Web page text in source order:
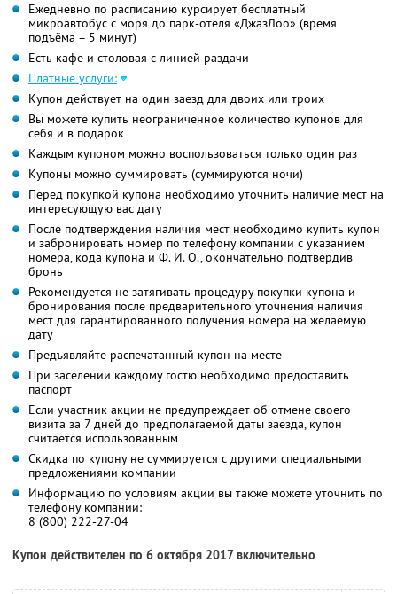
Ежедневно по расписанию курсирует бесплатный
микроавтобус с моря до парк-отеля «ДжазЛоо» (время
подъёма – 5 минут)
Есть кафе и столовая с линией раздачи
Платные услуги:
Купон действует на один заезд для двоих или троих
Вы можете купить неограниченное количество купонов для
себя и в подарок
Каждым купоном можно воспользоваться только один раз
Купоны можно суммировать (суммируются ночи)
Перед покупкой купона необходимо уточнить наличие мест на
интересующую вас дату
После подтверждения наличия мест необходимо купить купон
и забронировать номер по телефону компании с указанием
номера, кода купона и Ф. И. О., окончательно подтвердив
бронь
Рекомендуется не затягивать процедуру покупки купона и
бронирования после предварительного уточнения наличия
мест для гарантированного получения номера на желаемую
дату
Предъявляйте распечатанный купон на месте
При заселении каждому гостю необходимо предоставить
паспорт
Если участник акции не предупреждает об отмене своего
визита за 7 дней до предполагаемой даты заезда, купон
считается использованным
Скидка по купону не суммируется с другими специальными
предложениями компании
Информацию по условиям акции вы также можете уточнить по
телефону компании:
8 (800) 222-27-04
Купон действителен по 6 октября 2017 включительно